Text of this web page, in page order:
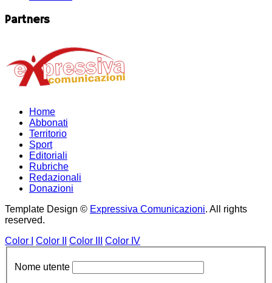
Partners
Home
Abbonati
Territorio
Sport
Editoriali
Rubriche
Redazionali
Donazioni
Template Design © Expressiva Comunicazioni. All rights
reserved.
Color I
Color II Color III Color IV
Nome utente